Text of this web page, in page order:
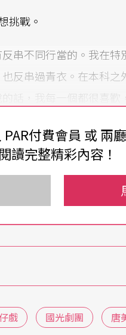
挑戰。
串不同行當的。我在
反串過青衣。在本科
話，我每一個都很喜歡
的難度很高，因為關老
，很容易把關老爺演輕
的時候、提刀的模樣，
但我認為這其實是自
公戲，像是《關公走麥
重要篇幅呈現給觀眾，
付費會員 或 兩
閱讀完整精彩內容！
戲 國光劇團 唐